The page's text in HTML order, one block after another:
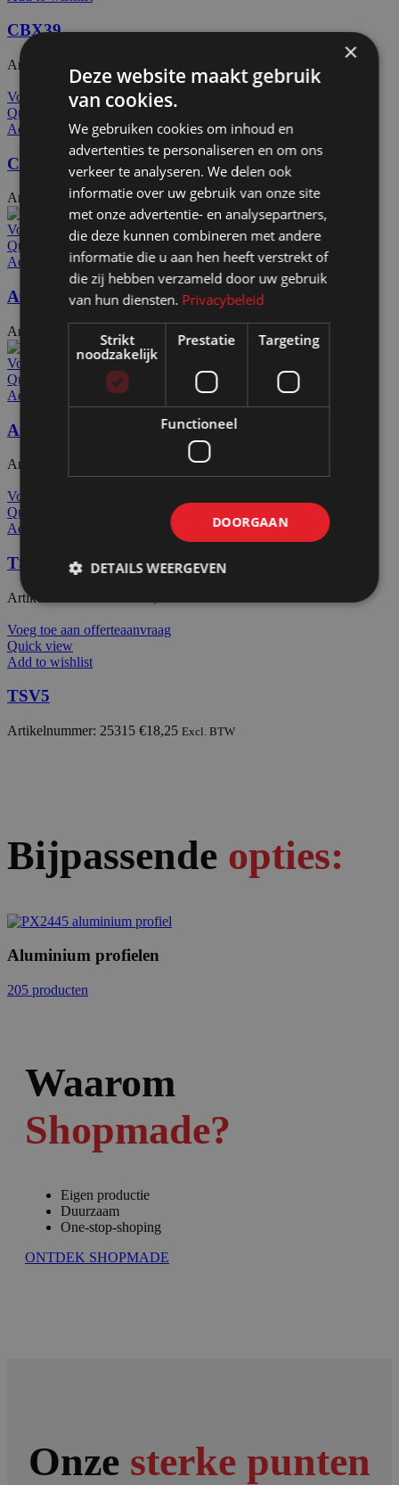
CBX39
Artikelnummer: 24224
Voeg toe aan offerteaanvraag
Quick view
Add to wishlist
CBX41
Artikelnummer: 24230€5,20 Excl. BTW
Voeg toe aan offerteaanvraag
Quick view
Add to wishlist
Afdekdop EEAL1525
Artikelnummer: 24432 Excl. BTW
Voeg toe aan offerteaanvraag
Quick view
Add to wishlist
Afdekdop EEalu Mega C&S
Artikelnummer: 72213 Excl. BTW
Voeg toe aan offerteaanvraag
Quick view
Add to wishlist
TSRV3
Artikelnummer: 25319
Voeg toe aan offerteaanvraag
Quick view
Add to wishlist
TSV5
Artikelnummer: 25315 €18,25 Excl. BTW
Bijpassende opties:
Aluminium profielen
205 producten
Waarom
Shopmade?
Eigen productie
Duurzaam
One-stop-shoping
ONTDEK SHOPMADE
Onze sterke punten
×
Deze website maakt gebruik
van cookies.
We gebruiken cookies om inhoud en
advertenties te personaliseren en om ons
verkeer te analyseren. We delen ook
informatie over uw gebruik van onze site
met onze advertentie- en analysepartners,
die deze kunnen combineren met andere
informatie die u aan hen heeft verstrekt of
die zij hebben verzameld door uw gebruik
van hun diensten. Privacybeleid
Strikt
noodzakelijk
Prestatie Targeting
Functioneel
DOORGAAN
DETAILS WEERGEVEN